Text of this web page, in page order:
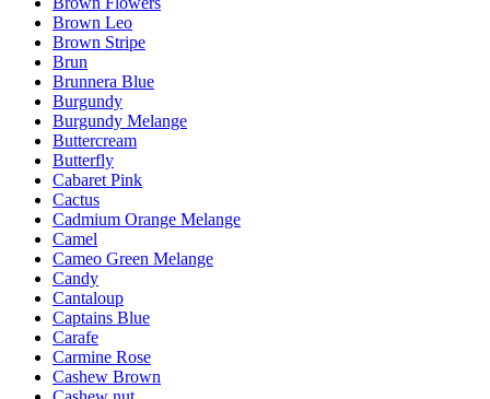
Brown Leo
Brown Stripe
Brun
Brunnera Blue
Burgundy
Burgundy Melange
Buttercream
Butterfly
Cabaret Pink
Cactus
Cadmium Orange Melange
Camel
Cameo Green Melange
Candy
Cantaloup
Captains Blue
Carafe
Carmine Rose
Cashew Brown